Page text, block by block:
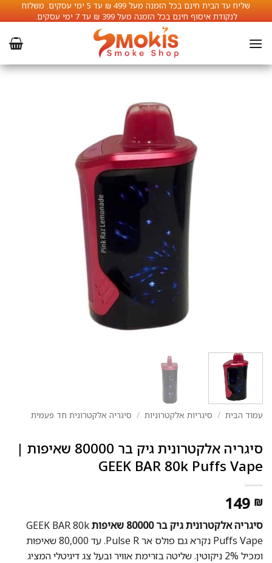
to
content
שליח עד הבית חינם בכל הזמנה מעל 499 ₪ עד 5 ימי עסקים. משלוח
לנקודת איסוף חינם בכל הזמנה מעל 399 ₪ עד 7 ימי עסקים.
עמוד הבית / סיגריות אלקטרוניות / סיגריה אלקטרונית חד פעמית
סיגריה אלקטרונית גיק בר 80000 שאיפות |
GEEK BAR 80k Puffs Vape
149 ₪
סיגריה אלקטרונית גיק בר 80000 שאיפות
GEEK BAR 80k
Puffs Vape נקרא גם פולס אר Pulse R. עד 80,000 שאיפות
ומכיל 2% ניקוטין. שליטה בזרימת אוויר ובעל צג דיגיטלי המציג